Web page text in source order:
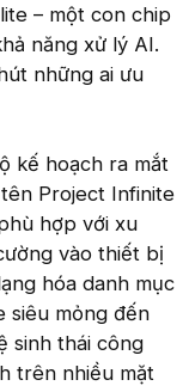
– một con chip
năng xử lý AI.
những ai ưu
kế hoạch ra mắt
Project Infinite
hợp với xu
vào thiết bị
hóa danh mục
siêu mỏng đến
sinh thái công
trên nhiều mặt